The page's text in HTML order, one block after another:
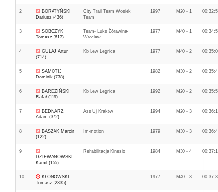
2
BORATYŃSKI
Dariusz (436)
City Trail Team Wosiek
Team
1997 M20 - 1
3
SOBCZYK
Tomasz (612)
Team- Luks Żórawina-
Wrocław
1977 M40 - 1
4
GUŁAJ Artur
(714)
Kb Lew Legnica 1977 M40 - 2
5
SAMOTIJ
Dominik (738)
1982 M30 - 2
6
BARDZIŃSKI
Rafał (119)
Kb Lew Legnica 1992 M20 - 2
7
BEDNARZ
Adam (372)
Azs Uj Kraków 1994 M20 - 3
8
BASZAK Marcin
(122)
Im-motion 1979 M30 - 3
9
DZIEWANOWSKI
Kamil (155)
Rehabilitacja Kinesio 1984 M30 - 4
10
KŁONOWSKI
Tomasz (2335)
1977 M40 - 3